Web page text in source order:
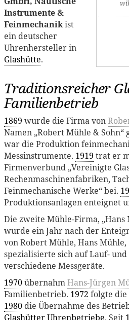
Instrumente &
Feinmechanikist
ein deutscher
Uhrenhersteller in
Glashütte.
Traditionsreicher
Familienbetrieb
1869 wurde die Firma von
Namen „Robert Mühle &
war die Produktion
Messinstrumente. 1919 trat er
Firmenverbund „Vereinigte
Rechenmaschinenfabriken,
Feinmechanische Werke“ bei.
Produktionsanlagen enteignet
Die zweite Mühle-Firma, „Hans
wurde ein Jahr nach der
von Robert Mühle, Hans
spezialisierte sich auf Lauf-
verschiedene Messgeräte.
1970übernahmHans-Jürgen
Familienbetrieb. 1972 folgte
1980 die Übernahme des
Glashütter Uhrenbetriebe. Seit